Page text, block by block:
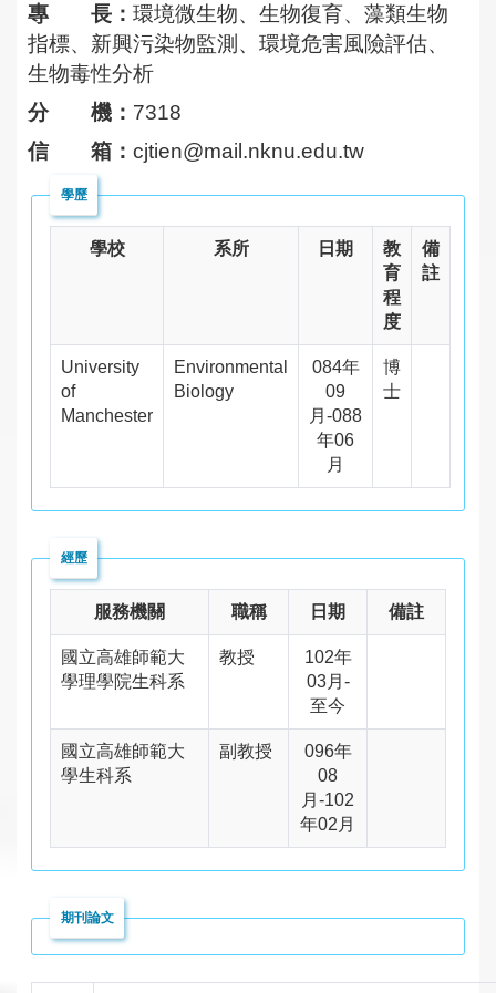
專 長： 環境微生物、生物復育、藻類生物
指標、新興污染物監測、環境危害風險評估、
生物毒性分析
分 機： 7318
信 箱： cjtien@mail.nknu.edu.tw
學歷
學校 系所 日期
教
育
程
度
備
註
University
of
Manchester
Environmental
Biology
084年
09
月-088
年06
月
博
士
經歷
服務機關 職稱 日期 備註
國立高雄師範大
學理學院生科系
教授
102年
03月-
至今
國立高雄師範大
學生科系
副教授
096年
08
月-102
年02月
期刊論文